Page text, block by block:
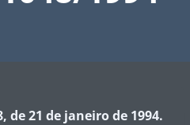
de 21 de janeiro de 1994.